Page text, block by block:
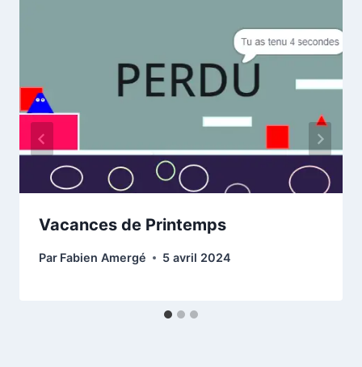
Vacances de Printemps
Par Fabien Amergé 5 avril 2024